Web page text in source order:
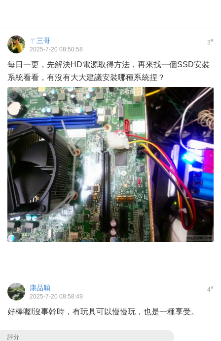
3#
ㄚ三哥
2025-7-20 08:50:58
每日一更，先解決HD電源取得方法，再來找一個SSD安裝
系統看看，有沒有大大建議安裝哪種系統捏？
4#
康品穎
2025-7-20 08:58:49
好棒喔!沒事幹時，有玩具可以慢慢玩，也是一種享受。
評分